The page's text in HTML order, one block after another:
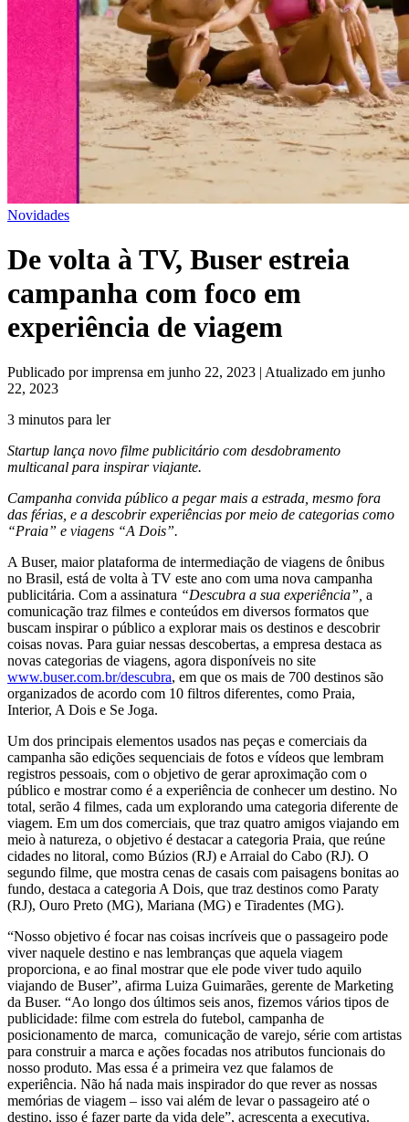
Novidades
De volta à TV, Buser estreia
campanha com foco em
experiência de viagem
Publicado por imprensa em junho 22, 2023 | Atualizado em junho
22, 2023
3 minutos para ler
Startup lança novo filme publicitário com desdobramento
multicanal para inspirar viajante.
Campanha convida público a pegar mais a estrada, mesmo fora
das férias, e a descobrir experiências por meio de categorias como
“Praia” e viagens “A Dois”.
A Buser, maior plataforma de intermediação de viagens de ônibus
no Brasil, está de volta à TV este ano com uma nova campanha
publicitária. Com a assinatura “Descubra a sua experiência”, a
comunicação traz filmes e conteúdos em diversos formatos que
buscam inspirar o público a explorar mais os destinos e descobrir
coisas novas. Para guiar nessas descobertas, a empresa destaca as
novas categorias de viagens, agora disponíveis no site
www.buser.com.br/descubra, em que os mais de 700 destinos são
organizados de acordo com 10 filtros diferentes, como Praia,
Interior, A Dois e Se Joga.
Um dos principais elementos usados nas peças e comerciais da
campanha são edições sequenciais de fotos e vídeos que lembram
registros pessoais, com o objetivo de gerar aproximação com o
público e mostrar como é a experiência de conhecer um destino. No
total, serão 4 filmes, cada um explorando uma categoria diferente de
viagem. Em um dos comerciais, que traz quatro amigos viajando em
meio à natureza, o objetivo é destacar a categoria Praia, que reúne
cidades no litoral, como Búzios (RJ) e Arraial do Cabo (RJ). O
segundo filme, que mostra cenas de casais com paisagens bonitas ao
fundo, destaca a categoria A Dois, que traz destinos como Paraty
(RJ), Ouro Preto (MG), Mariana (MG) e Tiradentes (MG).
“Nosso objetivo é focar nas coisas incríveis que o passageiro pode
viver naquele destino e nas lembranças que aquela viagem
proporciona, e ao final mostrar que ele pode viver tudo aquilo
viajando de Buser”, afirma Luiza Guimarães, gerente de Marketing
da Buser. “Ao longo dos últimos seis anos, fizemos vários tipos de
publicidade: filme com estrela do futebol, campanha de
posicionamento de marca, comunicação de varejo, série com artistas
para construir a marca e ações focadas nos atributos funcionais do
nosso produto. Mas essa é a primeira vez que falamos de
experiência. Não há nada mais inspirador do que rever as nossas
memórias de viagem – isso vai além de levar o passageiro até o
destino, isso é fazer parte da vida dele”, acrescenta a executiva.